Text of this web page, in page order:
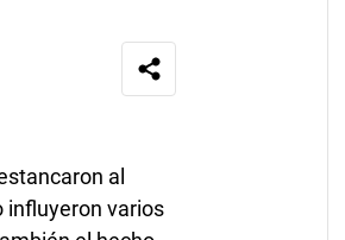
al
influyeron varios